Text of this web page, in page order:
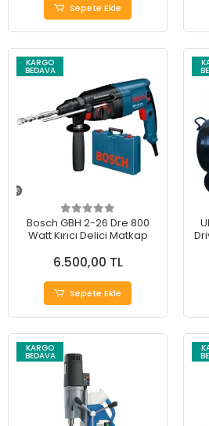
Sepete Ekle
KARGO
BEDAVA
Bosch GBH 2-26 Dre 800
Watt Kırıcı Delici Matkap
6.500,00 TL
Sepete Ekle
KARGO
BEDAVA